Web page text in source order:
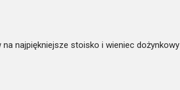
na najpiękniejsze stoisko i wieniec dożynkowy